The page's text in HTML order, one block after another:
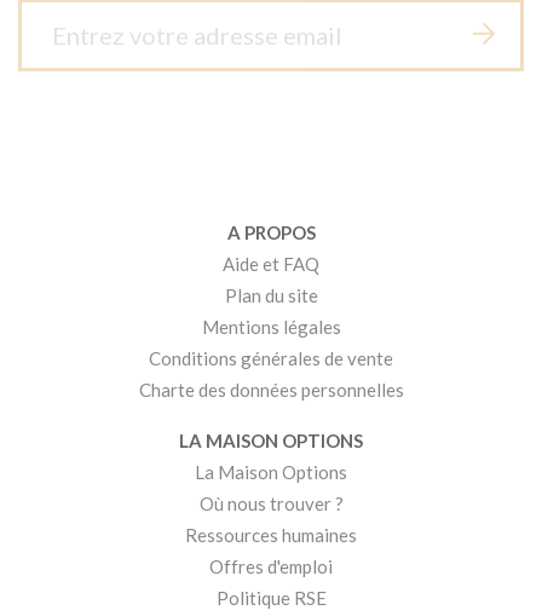
A PROPOS
Aide et FAQ
Plan du site
Mentions légales
Conditions générales de vente
Charte des données personnelles
LA MAISON OPTIONS
La Maison Options
Où nous trouver ?
Ressources humaines
Offres d'emploi
Politique RSE